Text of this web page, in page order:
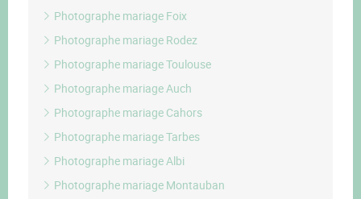
Photographe mariage Foix
Photographe mariage Rodez
Photographe mariage Toulouse
Photographe mariage Auch
Photographe mariage Cahors
Photographe mariage Tarbes
Photographe mariage Albi
Photographe mariage Montauban